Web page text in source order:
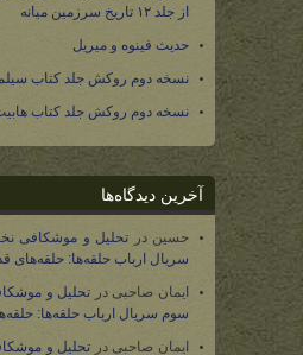
از جلد ۱۲ تاریخ سرزمین میانه
حدیث فینوه و میریل
نسخه دوم روکش جلد کتاب
نسخه دوم روکش جلد کتاب
آخرین دیدگاه‌ها
حسین در تحلیل و موشکافی
سریال ارباب حلقه‌ها: حلقه‌های
ایمان صاحبی در تحلیل و
سوم سریال ارباب حلقه‌ها:
ایمان صاحبی در تحلیل و